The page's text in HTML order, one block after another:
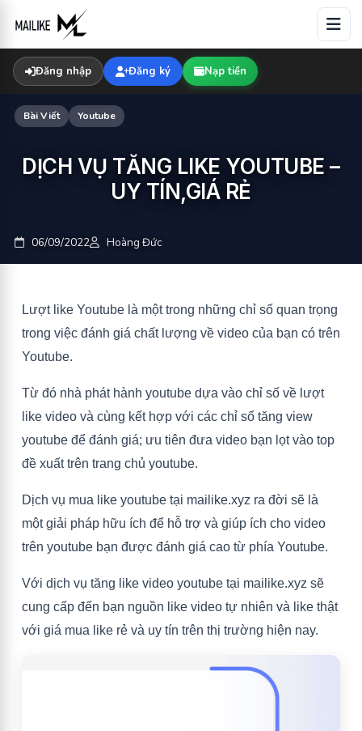
content
Đăng nhập Đăng ký Nạp tiền
Bài Viết Youtube
DỊCH VỤ TĂNG LIKE YOUTUBE –
UY TÍN,GIÁ RẺ
06/09/2022 Hoàng Đức
Lượt like Youtube là một trong những chỉ số quan trọng
trong việc đánh giá chất lượng về video của bạn có trên
Youtube.
Từ đó nhà phát hành youtube dựa vào chỉ số về lượt
like video và cùng kết hợp với các chỉ số tăng view
youtube để đánh giá; ưu tiên đưa video bạn lọt vào top
đề xuất trên trang chủ youtube.
Dịch vụ mua like youtube tại mailike.xyz ra đời sẽ là
một giải pháp hữu ích để hỗ trợ và giúp ích cho video
trên youtube bạn được đánh giá cao từ phía Youtube.
Với dịch vụ tăng like video youtube tại mailike.xyz sẽ
cung cấp đến bạn nguồn like video tự nhiên và like thật
với giá mua like rẻ và uy tín trên thị trường hiện nay.